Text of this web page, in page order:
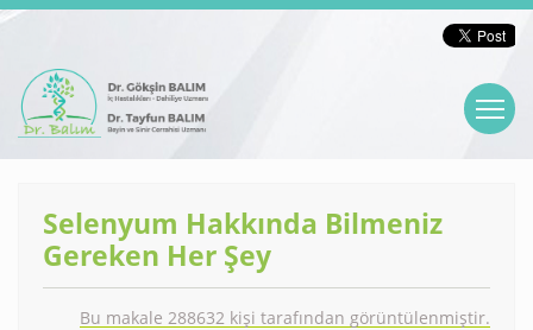
Selenyum Hakkında Bilmeniz
Gereken Her Şey
Bu makale 288632 kişi tarafından görüntülenmiştir.